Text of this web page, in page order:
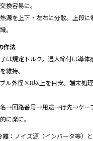
換容易に。
源を上下・左右に分散。上段
。
作法
は規定トルク。過大締付は導
維持。
ル外径×8以上を目安。端末処
→回路番号→用途→行先→ケー
に楽に。
：ノイズ源（インバータ等）